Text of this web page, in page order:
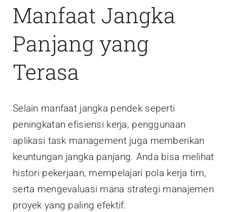
Manfaat Jangka
Panjang yang
Terasa
Selain manfaat jangka pendek seperti
peningkatan efisiensi kerja, penggunaan
aplikasi task management juga memberikan
keuntungan jangka panjang. Anda bisa melihat
histori pekerjaan, mempelajari pola kerja tim,
serta mengevaluasi mana strategi manajemen
proyek yang paling efektif.